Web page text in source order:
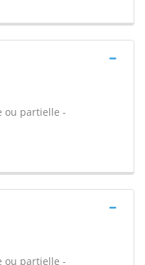
ou partielle -
ou partielle -